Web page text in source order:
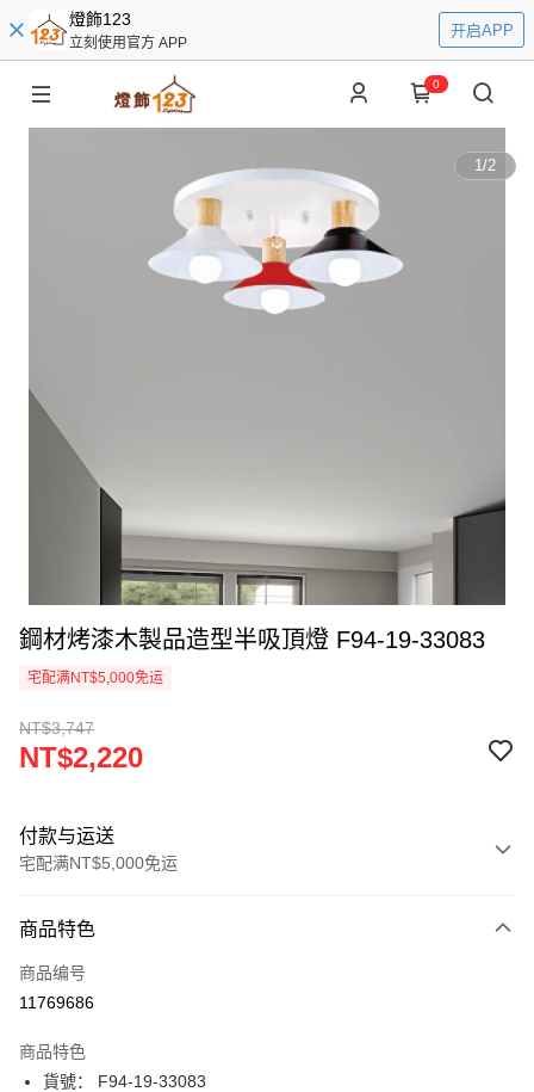
燈飾123
立刻使用官方 APP
开启APP
0
1/2
鋼材烤漆木製品造型半吸頂燈 F94-19-33083
宅配满NT$5,000免运
NT$3,747
NT$2,220
付款与运送
宅配满NT$5,000免运
信用卡一次付款
LINE Pay
街口支付
商品特色
商品编号
11769686
商品特色
貨號： F94-19-33083